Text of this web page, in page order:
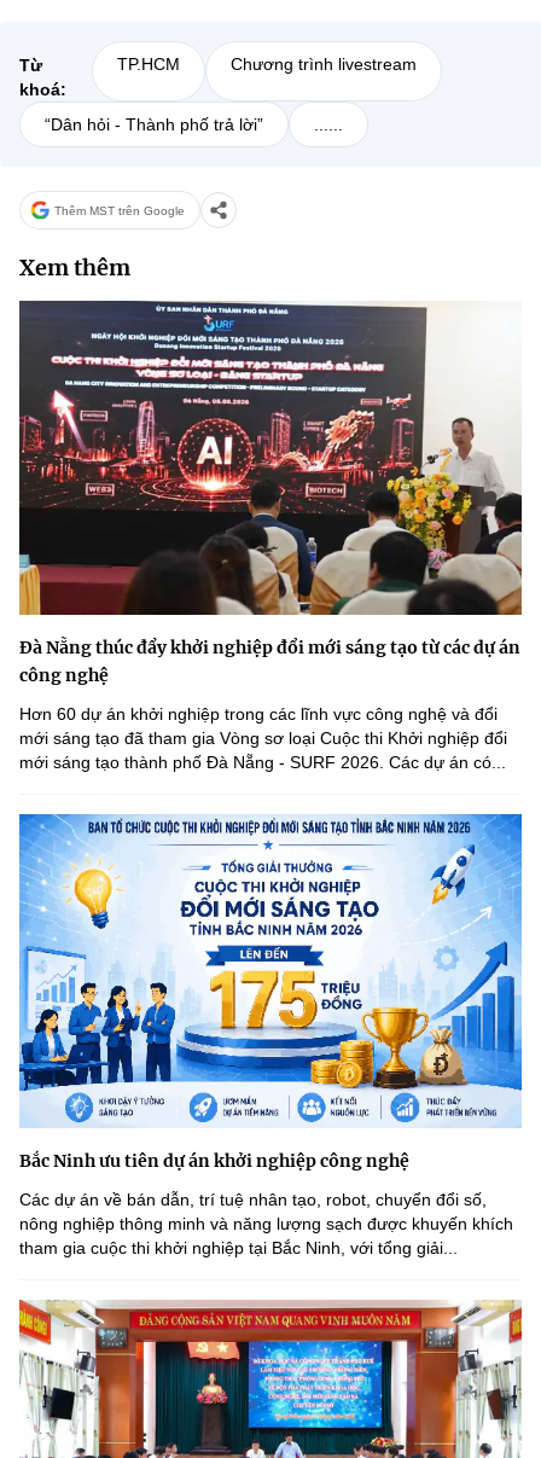
Từ
khoá:
TP.HCM Chương trình livestream
“Dân hỏi - Thành phố trả lời” ......
Thêm MST trên Google
Xem thêm
Đà Nẵng thúc đẩy khởi nghiệp đổi mới sáng tạo từ các dự án
công nghệ
Hơn 60 dự án khởi nghiệp trong các lĩnh vực công nghệ và đổi
mới sáng tạo đã tham gia Vòng sơ loại Cuộc thi Khởi nghiệp đổi
mới sáng tạo thành phố Đà Nẵng - SURF 2026. Các dự án có...
Bắc Ninh ưu tiên dự án khởi nghiệp công nghệ
Các dự án về bán dẫn, trí tuệ nhân tạo, robot, chuyển đổi số,
nông nghiệp thông minh và năng lượng sạch được khuyến khích
tham gia cuộc thi khởi nghiệp tại Bắc Ninh, với tổng giải...